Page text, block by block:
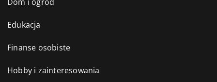
Edukacja
Finanse osobiste
Hobby i zainteresowania